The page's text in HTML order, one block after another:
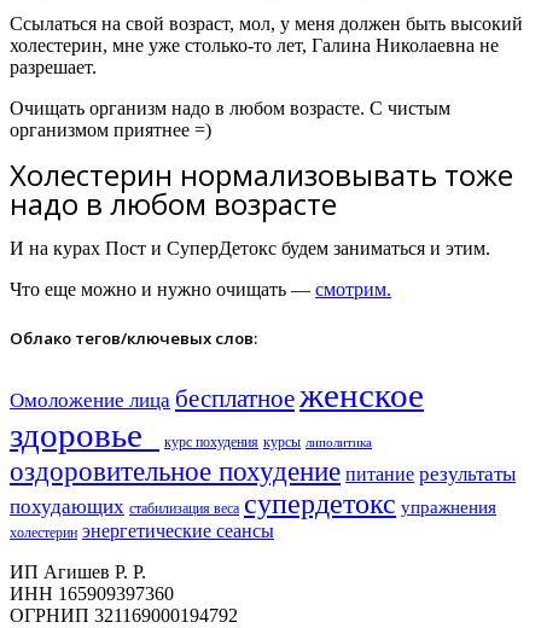
Ссылаться на свой возраст, мол, у меня должен быть высокий
холестерин, мне уже столько-то лет, Галина Николаевна не
разрешает.
Очищать организм надо в любом возрасте. С чистым
организмом приятнее =)
Холестерин нормализовывать тоже
надо в любом возрасте
И на курах Пост и СуперДетокс будем заниматься и этим.
Что еще можно и нужно очищать — смотрим.
Облако тегов/ключевых слов:
Омоложение лица бесплатноеженское
здоровье​
курс похудения курсы липолитика
оздоровительное похудение питание результаты
похудающих стабилизация веса супердетокс упражнения
холестерин энергетические сеансы
ИП Агишев Р. Р.
ИНН 165909397360
ОГРНИП 321169000194792